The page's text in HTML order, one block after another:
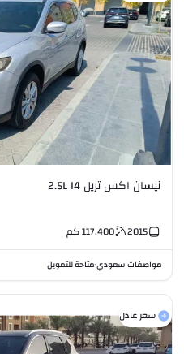
نيسان اكس تريل 2.5L I4
2015
117,400كم
مواصفات سعودي•متاحة للتمويل
سعر عادل